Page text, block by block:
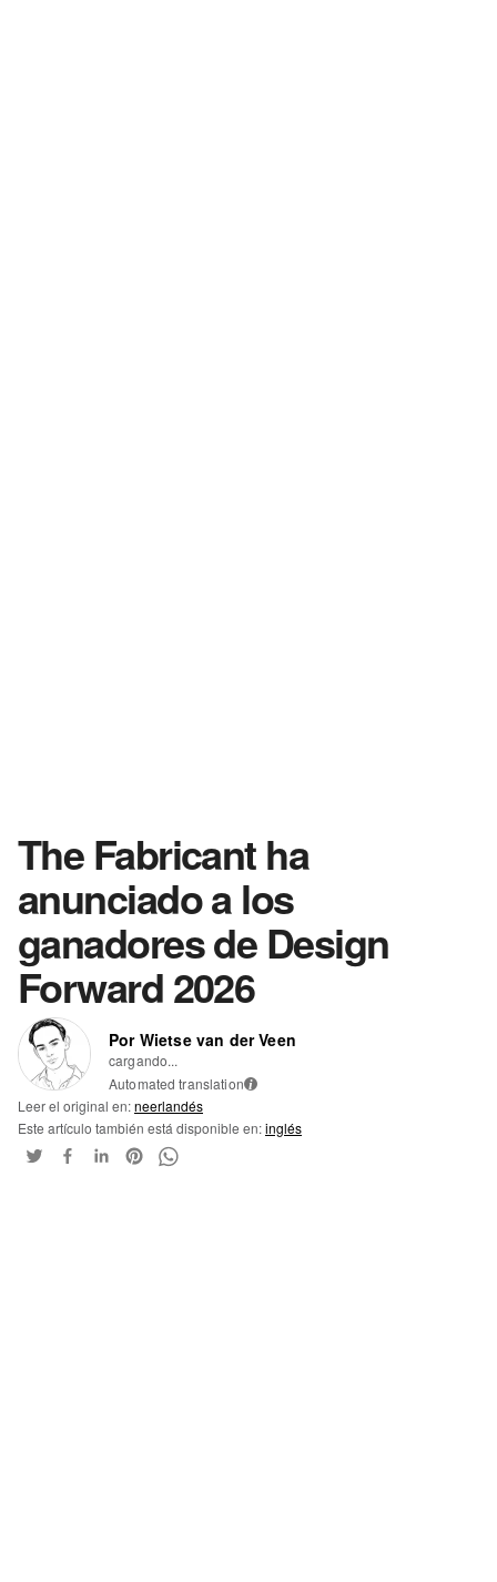
The Fabricant ha
anunciado a los
ganadores de Design
Forward 2026
Por Wietse van der Veen
cargando...
Automated translation i
Leer el original en:neerlandés
Este artículo también está disponible en:inglés